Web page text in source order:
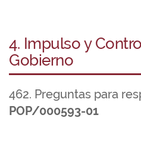
4. Impulso y
Gobierno
462. Preguntas para
POP/000593-01